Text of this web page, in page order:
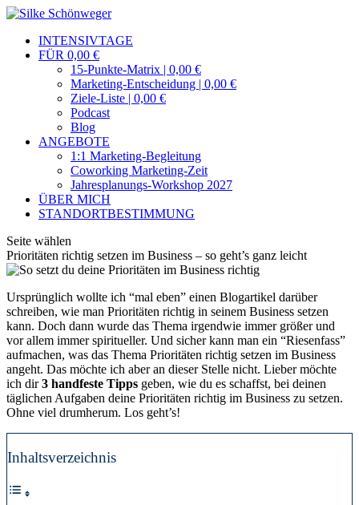
INTENSIVTAGE
FÜR 0,00 €
15-Punkte-Matrix | 0,00 €
Marketing-Entscheidung | 0,00 €
Ziele-Liste | 0,00 €
Podcast
Blog
ANGEBOTE
1:1 Marketing-Begleitung
Coworking Marketing-Zeit
Jahresplanungs-Workshop 2027
ÜBER MICH
STANDORTBESTIMMUNG
Seite wählen
Prioritäten richtig setzen im Business – so geht’s ganz leicht
Ursprünglich wollte ich “mal eben” einen Blogartikel darüber
schreiben, wie man Prioritäten richtig in seinem Business setzen
kann. Doch dann wurde das Thema irgendwie immer größer und
vor allem immer spiritueller. Und sicher kann man ein “Riesenfass”
aufmachen, was das Thema Prioritäten richtig setzen im Business
angeht. Das möchte ich aber an dieser Stelle nicht. Lieber möchte
ich dir3 handfeste Tipps geben, wie du es schaffst, bei deinen
täglichen Aufgaben deine Prioritäten richtig im Business zu setzen.
Ohne viel drumherum. Los geht’s!
Inhaltsverzeichnis